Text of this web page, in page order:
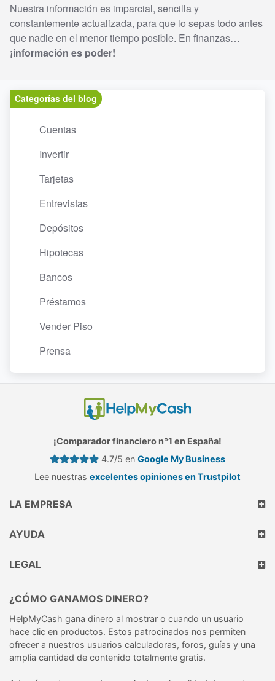
Nuestra información es imparcial, sencilla y
constantemente actualizada, para que lo sepas todo antes
que nadie en el menor tiempo posible. En finanzas…
¡información es poder!
Categorías del blog
Cuentas
Invertir
Tarjetas
Entrevistas
Depósitos
Hipotecas
Bancos
Préstamos
Vender Piso
Prensa
¡Comparador financiero nº1 en España!
4.7/5 en Google My Business
Lee nuestras excelentes opiniones en Trustpilot
LA EMPRESA
AYUDA
LEGAL
¿CÓMO GANAMOS DINERO?
HelpMyCash gana dinero al mostrar o cuando un usuario
hace clic en productos. Estos patrocinados nos permiten
ofrecer a nuestros usuarios calculadoras, foros, guías y una
amplia cantidad de contenido totalmente gratis.